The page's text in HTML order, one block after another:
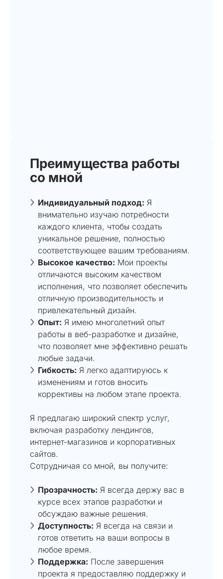
Преимущества работы
со мной
Индивидуальный подход: Я
внимательно изучаю потребности
каждого клиента, чтобы создать
уникальное решение, полностью
соответствующее вашим требованиям.
Высокое качество: Мои проекты
отличаются высоким качеством
исполнения, что позволяет обеспечить
отличную производительность и
привлекательный дизайн.
Опыт: Я имею многолетний опыт
работы в веб-разработке и дизайне,
что позволяет мне эффективно решать
любые задачи.
Гибкость: Я легко адаптируюсь к
изменениям и готов вносить
коррективы на любом этапе проекта.
Я предлагаю широкий спектр услуг,
включая разработку лендингов,
интернет-магазинов и корпоративных
сайтов.
Сотрудничая со мной, вы получите:
Прозрачность: Я всегда держу вас в
курсе всех этапов разработки и
обсуждаю важные решения.
Доступность: Я всегда на связи и
готов ответить на ваши вопросы в
любое время.
Поддержка: После завершения
проекта я предоставляю поддержку и